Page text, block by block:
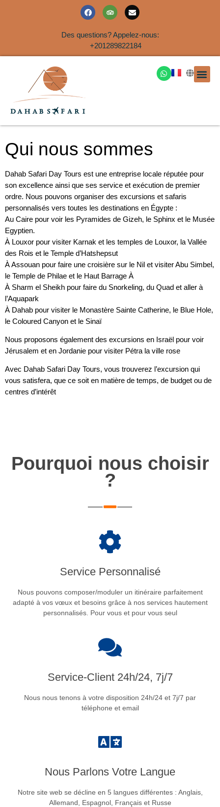
Des questions? Appelez-nous:
+201289822184
Qui nous sommes
Dahab Safari Day Tours est une entreprise locale réputée pour
son excellence ainsi que ses service et exécution de premier
ordre. Nous pouvons organiser des excursions et safaris
personnalisés vers toutes les destinations en Égypte :
Au Caire pour voir les Pyramides de Gizeh, le Sphinx et le Musée
Egyptien.
À Louxor pour visiter Karnak et les temples de Louxor, la Vallée
des Rois et le Temple d’Hatshepsut
À Assouan pour faire une croisière sur le Nil et visiter Abu Simbel,
le Temple de Philae et le Haut Barrage À
À Sharm el Sheikh pour faire du Snorkeling, du Quad et aller à
l’Aquapark
À Dahab pour visiter le Monastère Sainte Catherine, le Blue Hole,
le Coloured Canyon et le Sinaï
Nous proposons également des excursions en Israël pour voir
Jérusalem et en Jordanie pour visiter Pétra la ville rose
Avec Dahab Safari Day Tours, vous trouverez l’excursion qui
vous satisfera, que ce soit en matière de temps, de budget ou de
centres d’intérêt
Pourquoi nous choisir
?
Service Personnalisé
Nous pouvons composer/moduler un itinéraire parfaitement
adapté à vos vœux et besoins grâce à nos services hautement
personnalisés. Pour vous et pour vous seul
Service-Client 24h/24, 7j/7
Nous nous tenons à votre disposition 24h/24 et 7j/7 par
téléphone et email
Nous Parlons Votre Langue
Notre site web se décline en 5 langues différentes : Anglais,
Allemand, Espagnol, Français et Russe